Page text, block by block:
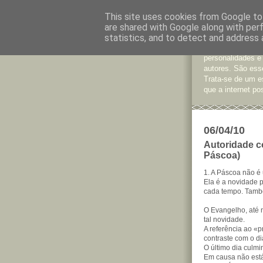
Jornal
personalidades
autores. São
Trata-se de um
que a internet
06/04/10
Autoridade
Páscoa)
1. A Páscoa não
Ela é a novidade
cada tempo.
O Evangelho, até
tal novidade.
A referência ao
contraste com o
O último dia
Em causa não
This site uses cookies from Google
are shared with Google along with
statistics, and to detect and address